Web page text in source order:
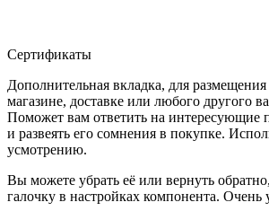
Сертификаты
Дополнительная вкладка, для
магазине, доставке или любого другого
Поможет вам ответить на интересующие
и развеять его сомнения в покупке.
усмотрению.
Вы можете убрать её или вернуть
галочку в настройках компонента. Очень